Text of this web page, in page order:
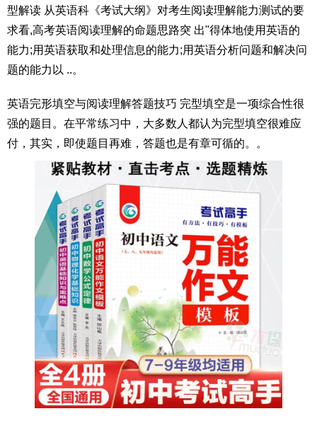
型解读 从英语科《考试大纲》对考生阅读理解能力测试的要
求看,高考英语阅读理解的命题思路突 出"得体地使用英语的
能力;用英语获取和处理信息的能力;用英语分析问题和解决问
题的能力以 ..。
英语完形填空与阅读理解答题技巧 完型填空是一项综合性很
强的题目。在平常练习中，大多数人都认为完型填空很难应
付，其实，即使题目再难，答题也是有章可循的。。